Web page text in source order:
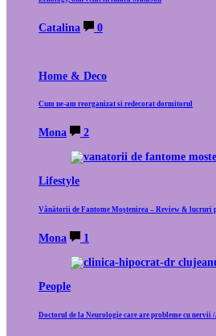
Catalina 0
Home & Deco
Cum ne-am reorganizat si redecorat dormitorul
Mona 2
Lifestyle
Vânătorii de Fantome Moștenirea – Review & lucruri
Mona 1
People
Doctorul de la Neurologie care are probleme cu